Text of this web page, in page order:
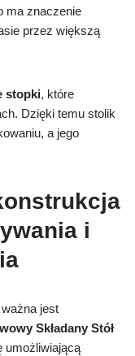
ma znaczenie
przez większą
stopki, które
Dzięki temu stolik
a jego
i
jest
Składany Stół
umożliwiającą